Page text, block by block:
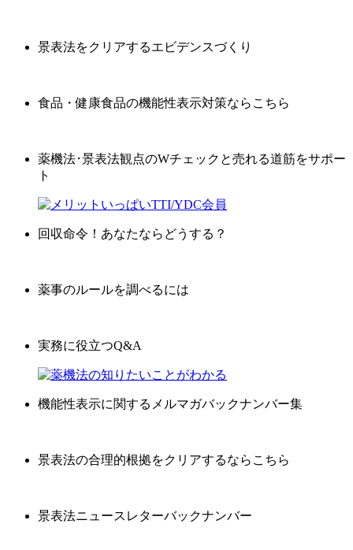
景表法をクリアするエビデンスづくり
食品・健康食品の機能性表示対策ならこちら
薬機法･景表法観点のWチェックと売れる道筋をサポー
ト
回収命令！あなたならどうする？
薬事のルールを調べるには
実務に役立つQ&A
機能性表示に関するメルマガバックナンバー集
景表法の合理的根拠をクリアするならこちら
景表法ニュースレターバックナンバー